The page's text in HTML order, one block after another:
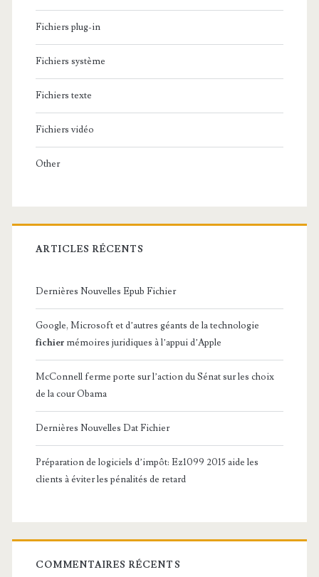
Fichiers plug-in
Fichiers système
Fichiers texte
Fichiers vidéo
Other
ARTICLES RÉCENTS
Dernières Nouvelles Epub Fichier
Google, Microsoft et d’autres géants de la technologie
fichier mémoires juridiques à l’appui d’Apple
McConnell ferme porte sur l’action du Sénat sur les choix
de la cour Obama
Dernières Nouvelles Dat Fichier
Préparation de logiciels d’impôt: Ez1099 2015 aide les
clients à éviter les pénalités de retard
COMMENTAIRES RÉCENTS